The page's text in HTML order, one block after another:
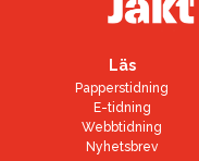
Läs
Papperstidning
E-tidning
Webbtidning
Nyhetsbrev